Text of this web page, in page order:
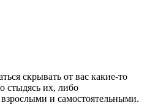
скрывать от вас какие-то
стыдясь их, либо
и самостоятельными.